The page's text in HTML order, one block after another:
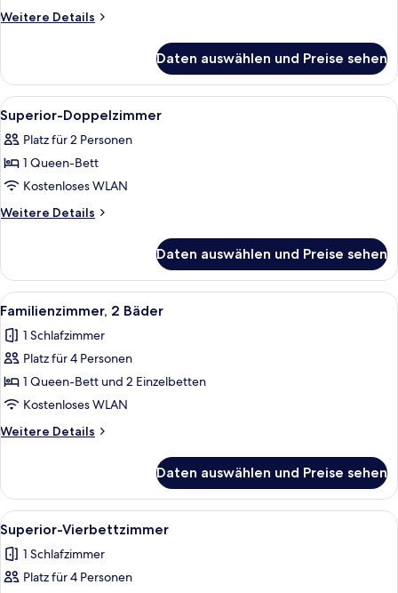
Weitere Details
Weitere
Zweibettzimmer
Daten auswählen und Preise sehen
Alle
Fotos
für
Superior-
Doppelzimmer
anzeigen
Ein Hotelzimmer mit Bett,
4
Superior-Doppelzimmer
Platz für 2 Personen
1 Queen-Bett
Kostenloses WLAN
Weitere Details
Weitere
Doppelzimmer
Daten auswählen und Preise sehen
Alle
Fotos
für
Familienzimmer,
2
Bäder
anzeigen
Ein Hotelzimmer mit einem großen
4
Familienzimmer, 2 Bäder
1 Schlafzimmer
Platz für 4 Personen
1 Queen-Bett und 2 Einzelbetten
Kostenloses WLAN
Weitere Details
Weitere
2
Bäder
Daten auswählen und Preise sehen
Alle
Fotos
für
Superior-
Ein Hotelzimmer mit Bett,
5
Superior-Vierbettzimmer
1 Schlafzimmer
Platz für 4 Personen